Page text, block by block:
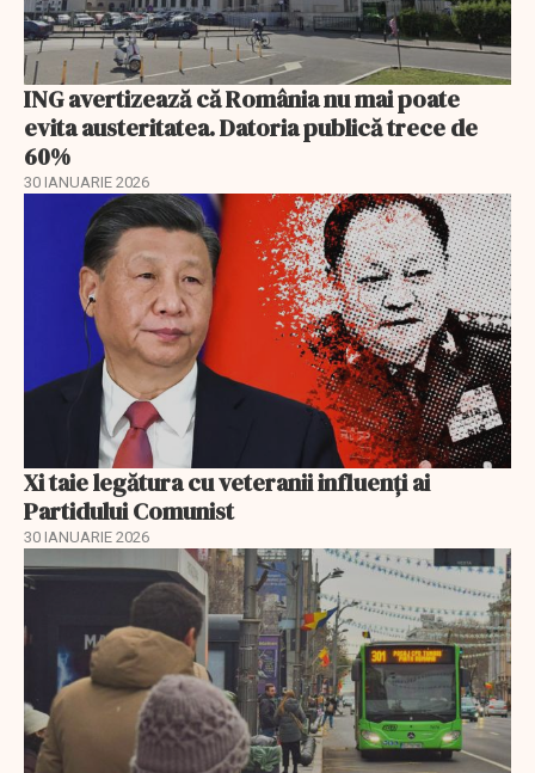
ING avertizează că România nu mai poate
evita austeritatea. Datoria publică trece de
60%
30 IANUARIE 2026
Xi taie legătura cu veteranii influenți ai
Partidului Comunist
30 IANUARIE 2026